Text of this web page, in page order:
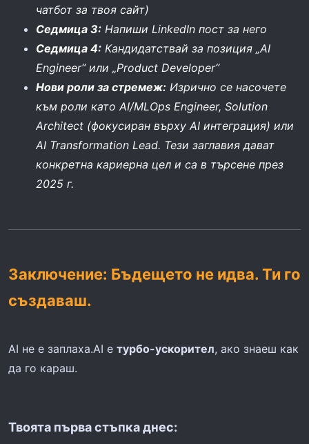
чатбот за твоя сайт)
Седмица 3: Напиши LinkedIn пост за него
Седмица 4: Кандидатствай за позиция „AI
Engineer“ или „Product Developer“
Нови роли за стремеж: Изрично се насочете
към роли като AI/MLOps Engineer, Solution
Architect (фокусиран върху AI интеграция) или
AI Transformation Lead. Тези заглавия дават
конкретна кариерна цел и са в търсене през
2025 г.
Заключение: Бъдещето не идва. Ти го
създаваш.
AI не е заплаха.AI е турбо-ускорител, ако знаеш как
да го караш.
Твоята първа стъпка днес: